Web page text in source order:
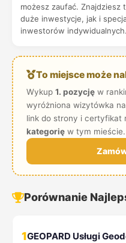
możesz zaufać. Znajdziesz
duże inwestycje, jak i
inwestorów indywidualnych.
To miejsce może
Wykup 1. pozycjęw
wyróżniona wizytówka
link do strony i certyfikat
kategorięw tym mieście.
Porównanie
1